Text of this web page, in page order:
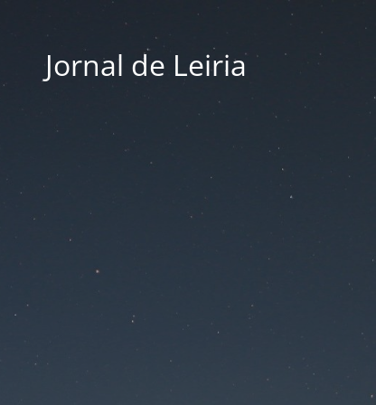
Jornal de Leiria